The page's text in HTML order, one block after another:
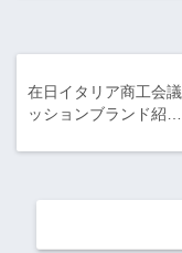
在日イタリア商工会
ッションブランド紹…